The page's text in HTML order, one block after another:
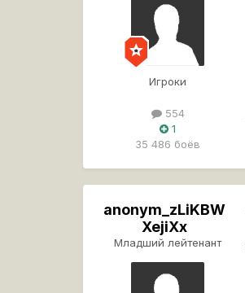
Игроки
554
1
35 486 боёв
anonym_zLiKBW
XejiXx
Младший лейтенант